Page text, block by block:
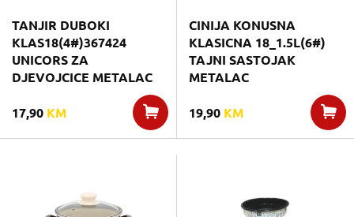
TANJIR DUBOKI
KLAS18(4#)367424
UNICORS ZA
DJEVOJCICE METALAC
17,90 KM
CINIJA KONUSNA
KLASICNA 18_1.5L(6#)
TAJNI SASTOJAK
METALAC
19,90 KM